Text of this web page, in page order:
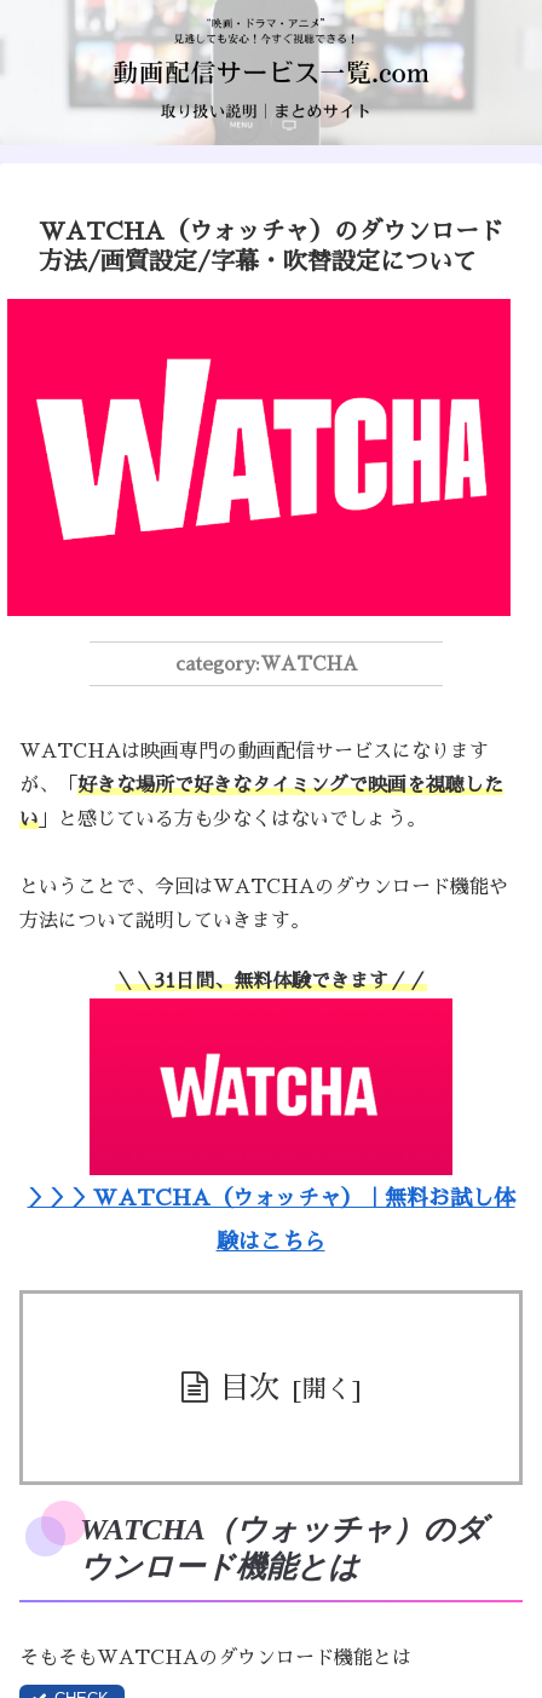
WATCHA（ウォッチャ）のダウンロード
方法/画質設定/字幕・吹替設定について
WATCHA
WATCHAは映画専門の動画配信サービスになります
が、「 好きな場所で好きなタイミングで映画を視聴した
い 」と感じている方も少なくはないでしょう。
ということで、今回はWATCHAのダウンロード機能や
方法について説明していきます。
＼＼31日間、無料体験できます／／
＞＞＞WATCHA（ウォッチャ）｜無料お試し体
験はこちら
目次
WATCHA（ウォッチャ）のダ
ウンロード機能とは
そもそもWATCHAのダウンロード機能とは